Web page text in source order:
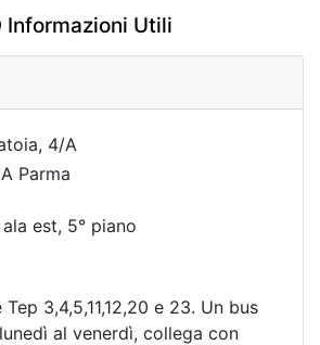
Informazioni Utili
4/A
Parma
est, 5° piano
3,4,5,11,12,20 e 23. Un bus
al venerdì, collega con